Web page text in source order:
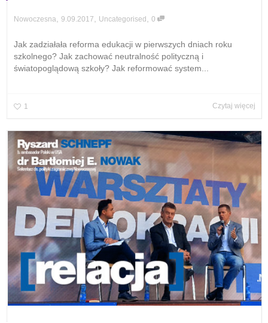
Nowoczesna 9.09.2017 Uncategorised 0
Jak zadziałała reforma edukacji w pierwszych dniach roku
szkolnego? Jak zachować neutralność polityczną i
światopoglądową szkoły? Jak reformować system...
1 Czytaj więcej